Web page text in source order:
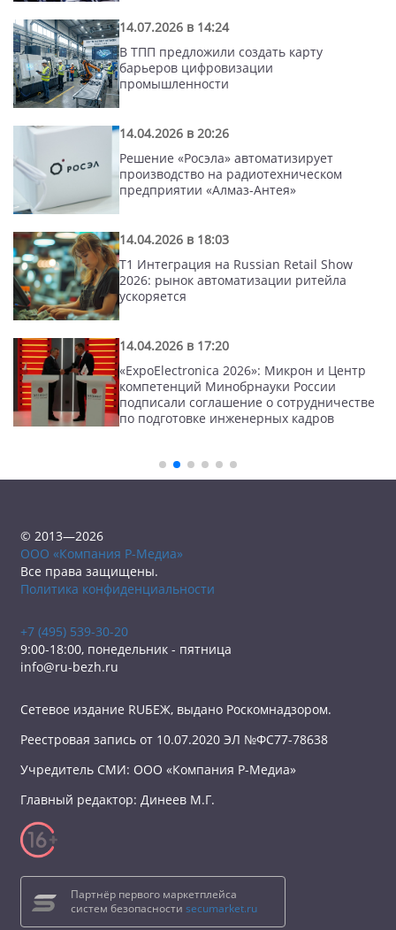
14.07.2026 в 14:24
В ТПП предложили создать карту
барьеров цифровизации
промышленности
14.04.2026 в 20:26
Решение «Росэла» автоматизирует
производство на радиотехническом
предприятии «Алмаз-Антея»
14.04.2026 в 18:03
Т1 Интеграция на Russian Retail Show
2026: рынок автоматизации ритейла
ускоряется
14.04.2026 в 17:20
«ExpoElectronica 2026»: Микрон и Центр
компетенций Минобрнауки России
подписали соглашение о сотрудничестве
по подготовке инженерных кадров
© 2013—2026
ООО «Компания Р-Медиа»
Все права защищены.
Политика конфиденциальности
+7 (495) 539-30-20
9:00-18:00, понедельник - пятница
info@ru-bezh.ru
Сетевое издание RUБЕЖ, выдано Роскомнадзором.
Реестровая запись от 10.07.2020 ЭЛ №ФС77-78638
Учредитель СМИ: ООО «Компания Р-Медиа»
Главный редактор: Динеев М.Г.
Партнёр первого маркетплейса
систем безопасности secumarket.ru